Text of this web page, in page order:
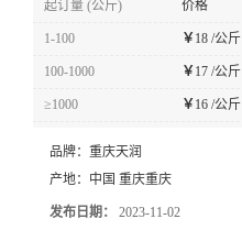
起订量 (公斤) 价格
1-100 ￥18 /公斤
100-1000 ￥17 /公斤
≥1000 ￥16 /公斤
品牌： 重庆天润
产地： 中国 重庆重庆
发布日期： 2023-11-02